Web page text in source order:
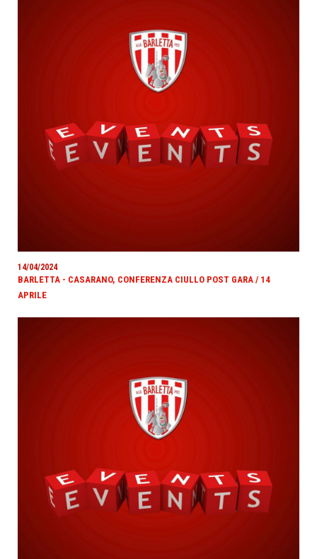
14/04/2024
BARLETTA - CASARANO, CONFERENZA CIULLO POST GARA / 14
APRILE